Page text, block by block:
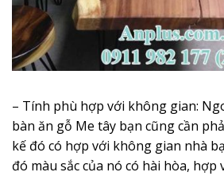
– Tính phù hợp với không gian:
bàn ăn gỗ Me tây bạn cũng cần
kế đó có hợp với không gian nhà
đó màu sắc của nó có hài hòa, hợp